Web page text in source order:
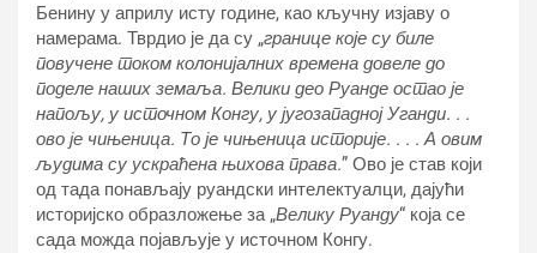
Бенину у априлу исту године, као кључну изјаву о
намерама. Тврдио је да су „границе које су биле
повучене током колонијалних времена довеле до
поделе наших земаља. Велики део Руанде остао је
напољу, у источном Конгу, у југозападној Уганди. . .
ово је чињеница. То је чињеница историје. . . . А овим
људима су ускраћена њихова права.” Ово је став који
од тада понављају руандски интелектуалци, дајући
историјско образложење за „Велику Руанду“ која се
сада можда појављује у источном Конгу.